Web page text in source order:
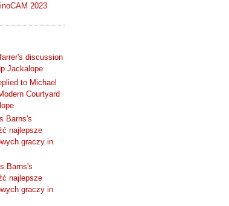
2023
discussion
Jackalope
to Michael
Courtyard
Barns's
najlepsze
graczy in
Barns's
najlepsze
graczy in